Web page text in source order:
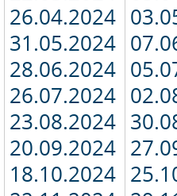
26.04.2024
31.05.2024
28.06.2024
26.07.2024
23.08.2024
20.09.2024
18.10.2024